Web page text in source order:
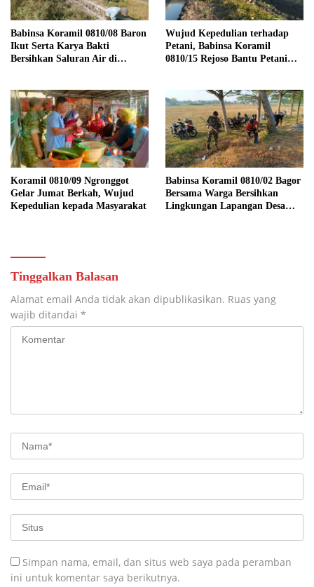
Babinsa Koramil 0810/08 Baron
Ikut Serta Karya Bakti
Bersihkan Saluran Air di
Wujud Kepedulian terhadap
Petani, Babinsa Koramil
0810/15 Rejoso Bantu Petani
Koramil 0810/09 Ngronggot
Gelar Jumat Berkah, Wujud
Kepedulian kepada Masyarakat
Babinsa Koramil 0810/02 Bagor
Bersama Warga Bersihkan
Lingkungan Lapangan Desa
Tinggalkan Balasan
Alamat email Anda tidak akan dipublikasikan. Ruas yang
wajib ditandai *
Simpan nama, email, dan situs web saya pada peramban
ini untuk komentar saya berikutnya.